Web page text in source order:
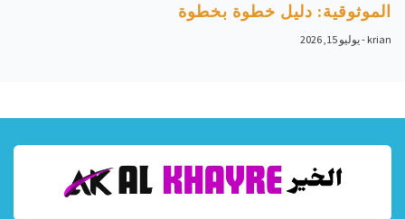
الموثوقية: دليل خطوة بخطوة
krian يوليو 15, 2026